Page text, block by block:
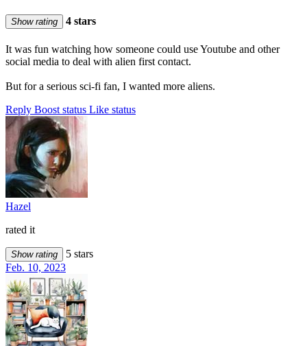
Show rating 4 stars
It was fun watching how someone could use Youtube and other
social media to deal with alien first contact.
But for a serious sci-fi fan, I wanted more aliens.
Reply Boost status Like status
Hazel
rated it
Show rating
5 stars
Feb. 10, 2023